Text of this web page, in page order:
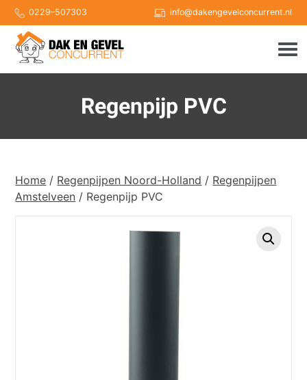
Skip
to
content
0229–507303 info@dakengevelconcurrent.nl
Regenpijp PVC
Home / Regenpijpen Noord-Holland / Regenpijpen
Amstelveen / Regenpijp PVC